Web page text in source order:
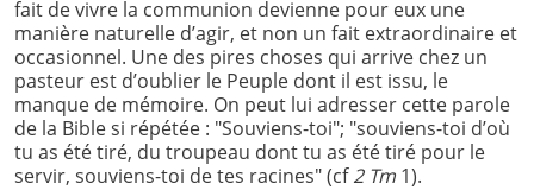
fait de vivre la communion devienne pour eux une
manière naturelle d’agir, et non un fait extraordinaire et
occasionnel. Une des pires choses qui arrive chez un
pasteur est d’oublier le Peuple dont il est issu, le
manque de mémoire. On peut lui adresser cette parole
de la Bible si répétée : "Souviens-toi"; "souviens-toi d’où
tu as été tiré, du troupeau dont tu as été tiré pour le
servir, souviens-toi de tes racines" (cf2 Tm 1).